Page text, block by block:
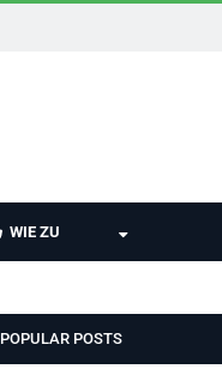
WIE ZU
POPULAR POSTS